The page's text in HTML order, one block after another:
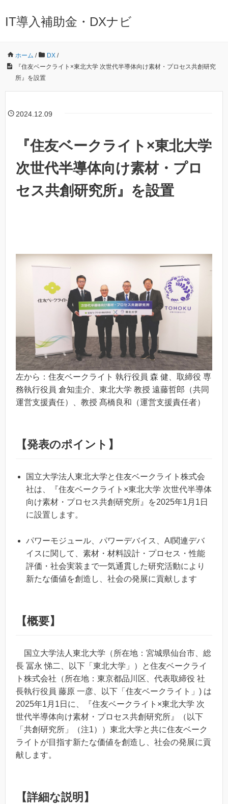
IT導入補助金・DXナビ
ホーム / DX /
『住友ベークライト×東北大学 次世代半導体向け素材・プロセス共創研究
所』を設置
2024.12.09
『住友ベークライト×東北大学
次世代半導体向け素材・プロ
セス共創研究所』を設置
左から：住友ベークライト 執行役員 森 健、取締役 専
務執行役員 倉知圭介、東北大学 教授 遠藤哲郎（共同
運営支援責任）、教授 髙橋良和（運営支援責任者）
【発表のポイント】
国立大学法人東北大学と住友ベークライト株式会
社は、『住友ベークライト×東北大学 次世代半導体
向け素材・プロセス共創研究所』を2025年1月1日
に設置します。
パワーモジュール、パワーデバイス、AI関連デバ
イスに関して、素材・材料設計・プロセス・性能
評価・社会実装まで一気通貫した研究活動により
新たな価値を創造し、社会の発展に貢献します
【概要】
国立大学法人東北大学（所在地：宮城県仙台市、総
長 冨永 悌二、以下「東北大学」）と住友ベークライ
ト株式会社（所在地：東京都品川区、代表取締役 社
長執行役員 藤原 一彦、以下「住友ベークライト」) は
2025年1月1日に、『住友ベークライト×東北大学 次
世代半導体向け素材・プロセス共創研究所』（以下
「共創研究所」（注1））東北大学と共に住友ベーク
ライトが目指す新たな価値を創造し、社会の発展に貢
献します。
【詳細な説明】